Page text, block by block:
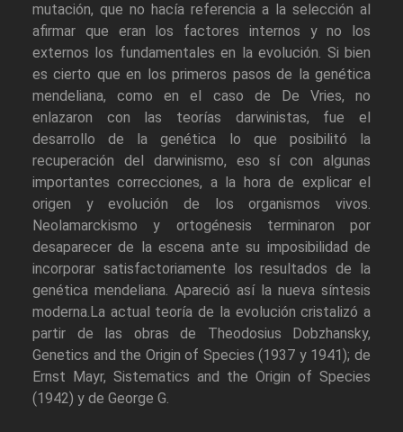
mutación, que no hacía referencia a la selección al
afirmar que eran los factores internos y no los
externos los fundamentales en la evolución. Si bien
es cierto que en los primeros pasos de la genética
mendeliana, como en el caso de De Vries, no
enlazaron con las teorías darwinistas, fue el
desarrollo de la genética lo que posibilitó la
recuperación del darwinismo, eso sí con algunas
importantes correcciones, a la hora de explicar el
origen y evolución de los organismos vivos.
Neolamarckismo y ortogénesis terminaron por
desaparecer de la escena ante su imposibilidad de
incorporar satisfactoriamente los resultados de la
genética mendeliana. Apareció así la nueva síntesis
moderna.La actual teoría de la evolución cristalizó a
partir de las obras de Theodosius Dobzhansky,
Genetics and the Origin of Species (1937 y 1941); de
Ernst Mayr, Sistematics and the Origin of Species
(1942) y de George G.